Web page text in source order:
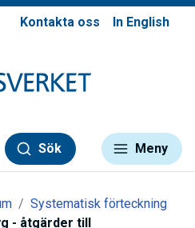
Kontakta oss In English
Sök Meny
Systematisk förteckning
- åtgärder till